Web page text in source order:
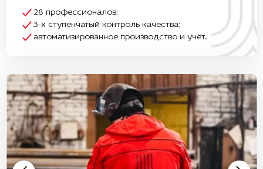
28 профессионалов;
3-х ступенчатый контроль качества;
автоматизированное производство и учёт.